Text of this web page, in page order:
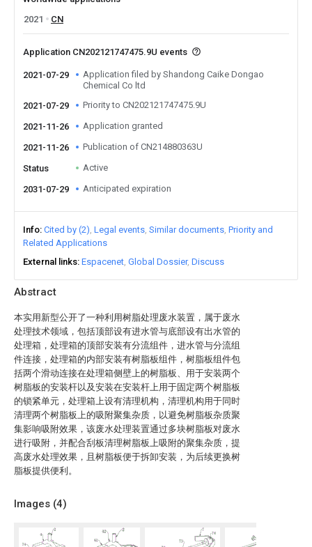
Abstract
本实用新型公开了一种利用树脂处理废水装置，属于废水
处理技术领域，包括顶部设有进水管与底部设有出水管的
处理箱，处理箱的顶部安装有分流组件，进水管与分流组
件连接，处理箱的内部安装有树脂板组件，树脂板组件包
括两个滑动连接在处理箱侧壁上的树脂板、用于安装两个
树脂板的安装杆以及安装在安装杆上用于固定两个树脂板
的锁紧单元，处理箱上设有清理机构，清理机构用于同时
清理两个树脂板上的吸附聚集杂质，以避免树脂板杂质聚
集影响吸附效果，该废水处理装置通过多块树脂板对废水
进行吸附，并配合刮板清理树脂板上吸附的聚集杂质，提
高废水处理效果，且树脂板便于拆卸安装，为后续更换树
脂板提供便利。
Images (4)
2021
CN
Application CN202121747475.9U events
2021-07-29
Application filed by Shandong Caike Dongao
Chemical Co ltd
2021-07-29
Priority to CN202121747475.9U
2021-11-26 Application granted
2021-11-26 Publication of CN214880363U
Status Active
2031-07-29 Anticipated expiration
Info Cited by (2) Legal events Similar documents Priority and
Related Applications
External links Espacenet Global Dossier Discuss